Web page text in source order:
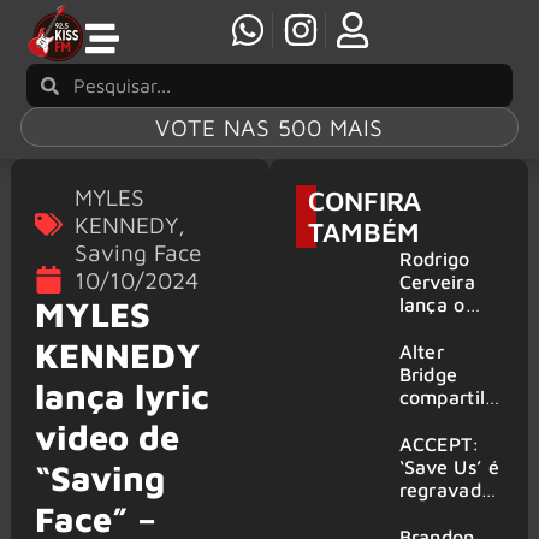
VOTE NAS 500 MAIS
MYLES
KENNEDY,
Saving Face
10/10/2024
MYLES
KENNEDY
lança lyric
video de
“Saving
Face” –
CONFIRA
TAMBÉM
Rodrigo
Cerveira
lança o
Searcher”
Alter
Bridge
compartilh
vivo de
“Fortress”
gravada
am Ring
ACCEPT:
‘Save Us’ é
regravada